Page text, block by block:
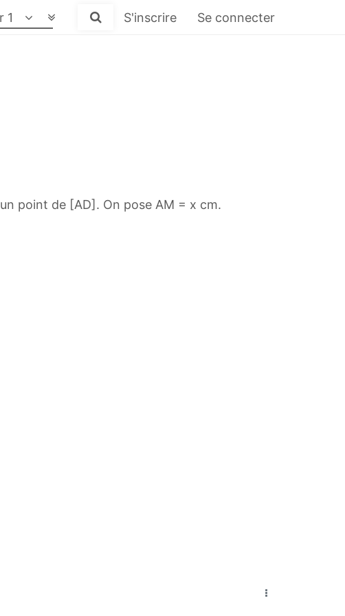
S'inscrire Se connecter
1
point de [AD]. On pose AM = x cm.